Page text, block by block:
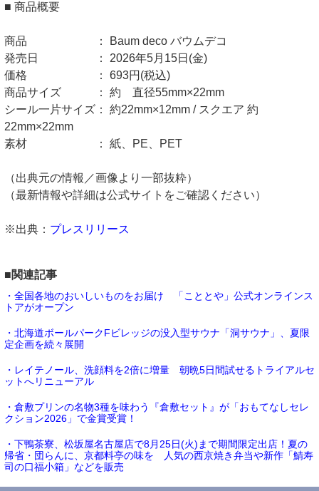
■ 商品概要
商品 ： Baum deco バウムデコ
発売日 ： 2026年5月15日(金)
価格 ： 693円(税込)
商品サイズ ： 約 直径55mm×22mm
シール一片サイズ： 約22mm×12mm / スクエア 約
22mm×22mm
素材 ： 紙、PE、PET
（出典元の情報／画像より一部抜粋）
（最新情報や詳細は公式サイトをご確認ください）
※出典： プレスリリース
■関連記事
・全国各地のおいしいものをお届け 「こととや」公式オンラインス
トアがオープン
・北海道ボールパークFビレッジの没入型サウナ「洞サウナ」、夏限
定企画を続々展開
・レイテノール、洗顔料を2倍に増量 朝晩5日間試せるトライアルセ
ットへリニューアル
・倉敷プリンの名物3種を味わう『倉敷セット』が「おもてなしセレ
クション2026」で金賞受賞！
・下鴨茶寮、松坂屋名古屋店で8月25日(火)まで期間限定出店！夏の
帰省・団らんに、京都料亭の味を 人気の西京焼き弁当や新作「鯖寿
司の口福小箱」などを販売